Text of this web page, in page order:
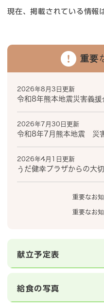
現在、掲載されている情報
重要
2026年8月3日更新
令和8年熊本地震災害義援
2026年7月30日更新
令和8年7月熊本地震 災
2026年4月1日更新
うだ健幸プラザからの大
重要なお
重要なお
献立予定表
給食の写真